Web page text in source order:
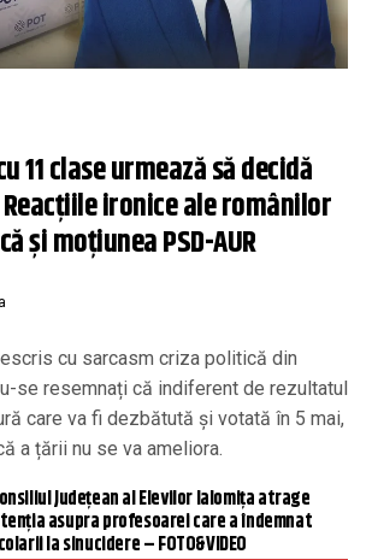
11 clase urmează să decidă
ironice ale românilor
și moțiunea PSD-AUR
cu sarcasm criza politică din
se resemnați că indiferent de rezultatul
care va fi dezbătută și votată în 5 mai,
a țării nu se va ameliora.
Județean al Elevilor Ialomița atrage
asupra profesoarei care a îndemnat
la sinucidere – FOTO&VIDEO